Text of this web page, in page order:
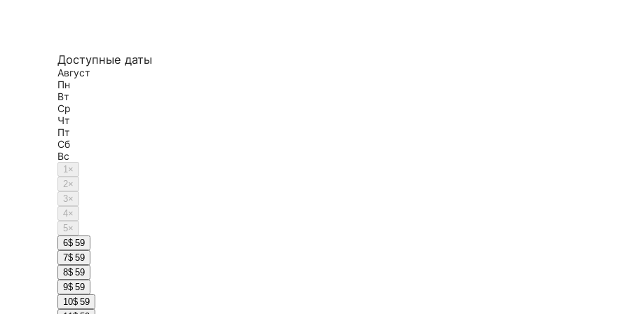
Доступные даты
Август
Пн
Вт
Ср
Чт
Пт
Сб
Вс
1×
2×
3×
4×
5×
6$ 59
7$ 59
8$ 59
9$ 59
10$ 59